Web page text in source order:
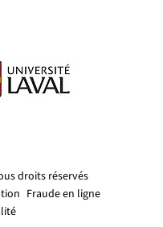
droits réservés
Fraude en ligne